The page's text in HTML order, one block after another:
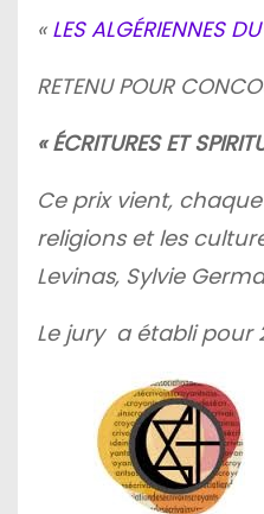
« LES ALGÉRIENNES
RETENU POUR
« ÉCRITURES ET
Ce prix vient,
religions et les
Levinas, Sylvie
Le jury a établi pour